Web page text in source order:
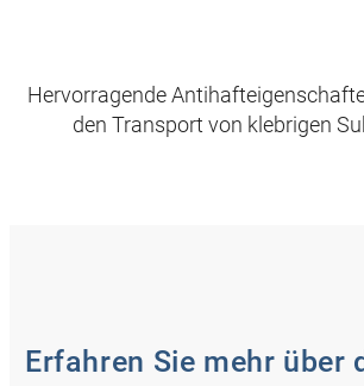
Hervorragende
den Transport von klebrigen
Erfahren Sie mehr über